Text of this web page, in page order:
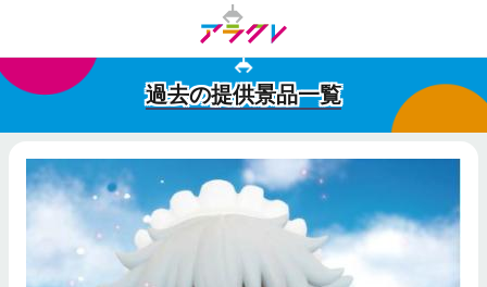
過去の提供景品一覧